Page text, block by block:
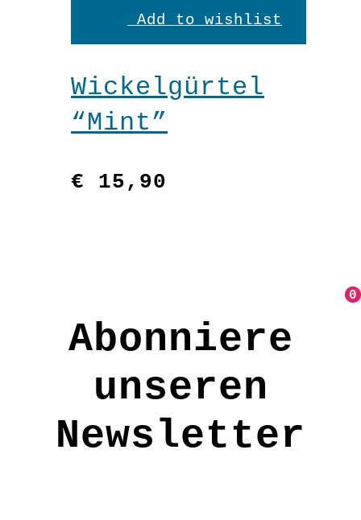
0
0
den
Add to wishlist
Wickelgürtel
“Mint”
€ 15,90
Abonniere
unseren
Newsletter